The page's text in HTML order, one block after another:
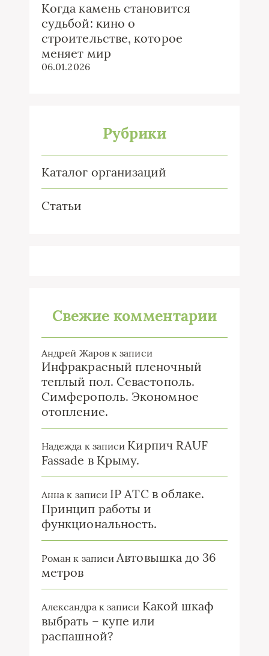
Когда камень становится
судьбой: кино о
строительстве, которое
меняет мир
06.01.2026
Рубрики
Каталог организаций
Статьи
Свежие комментарии
Андрей Жаровк записи
Инфракрасный пленочный
теплый пол. Севастополь.
Симферополь. Экономное
отопление.
Надежда к записи Кирпич RAUF
Fassade в Крыму.
Анна к записи IP ATC в облаке.
Принцип работы и
функциональность.
Роман к записиАвтовышка до 36
метров
Александрак записи Какой шкаф
выбрать – купе или
распашной?